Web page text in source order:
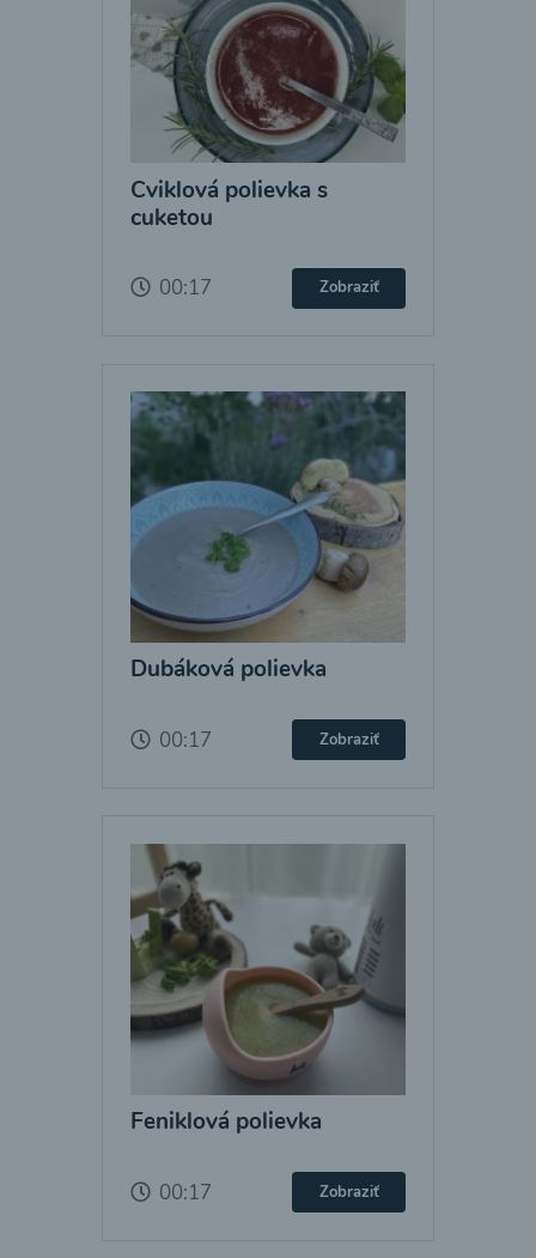
Cviklová polievka s
cuketou
00:17 Zobraziť
Dubáková polievka
00:17 Zobraziť
Feniklová polievka
00:17 Zobraziť